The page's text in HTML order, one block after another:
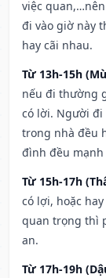
việc
đi vào giờ này
hay cãi nhau.
Từ 13h-15h
nếu đi thường
có lời. Người đi
trong nhà đều
đình đều mạnh
Từ 15h-17h
có lợi, hoặc
quan trọng thì
an.
Từ 17h-19h